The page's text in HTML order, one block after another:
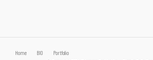
Home BIO
Portfolio